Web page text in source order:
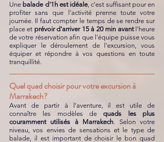
Une balade d'1h est idéale, c'est suffisant pour en
profiter sans que l'activité prenne toute votre
journée. Il faut compter le temps de se rendre sur
place et prévoir d'arriver 15 à 20 min avant l'heure
de votre réservation afin que l'équipe puisse vous
expliquer le déroulement de l'excursion, vous
équiper et répondre à vos questions en toute
tranquillité.
Quel quad choisir pour votre excursion à
Marrakech?
Avant de partir à l’aventure, il est utile de
connaître les modèles de quads les plus
couramment utilisés à Marrakech. Selon votre
niveau, vos envies de sensations et le type de